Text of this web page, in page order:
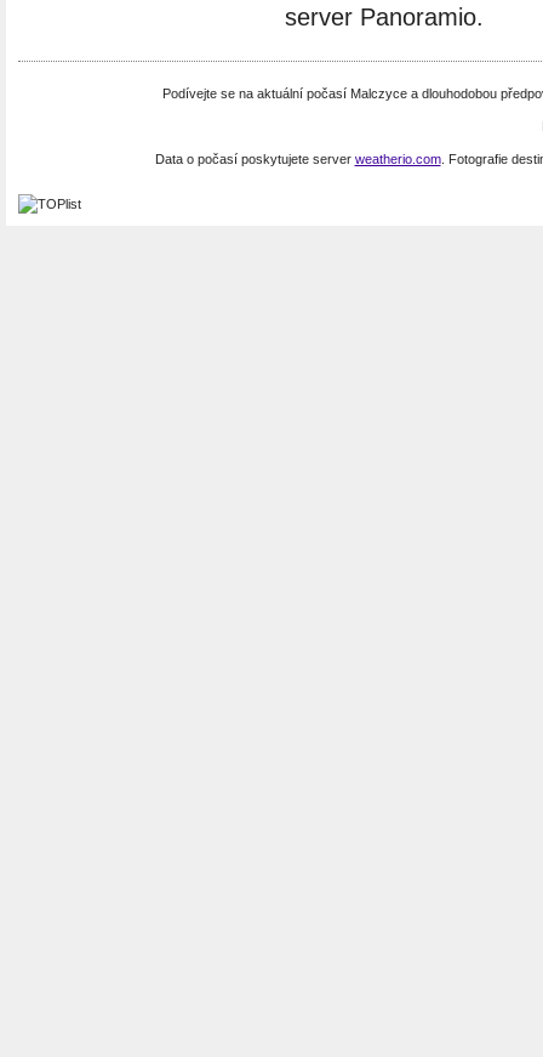
server Panoramio.
Podívejte se na aktuální počasí Malczyce a dlouhodobou
Data o počasí poskytujete server weatherio.com. Fotografie